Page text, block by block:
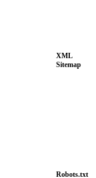
XML
Sitemap
Robots.txt